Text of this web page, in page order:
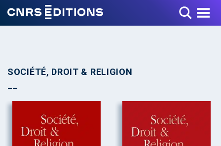
Toggle Menu
SOCIÉTÉ, DROIT & RELIGION